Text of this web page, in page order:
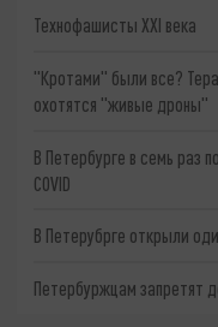
Технофашисты XXI века
"Кротами" были все?
охотятся "живые дроны"
В Петербурге в семь раз
COVID
В Петерубрге открыли
Петербуржцам запретят